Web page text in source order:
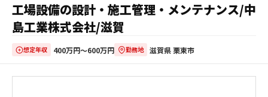
工場設備の設計・施工管理・メンテナンス/中
島工業株式会社/滋賀
想定年収 400万円〜600万円 勤務地 滋賀県 栗東市